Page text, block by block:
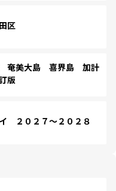
区
奄美大島 喜界島 加計
版
２０２７～２０２８